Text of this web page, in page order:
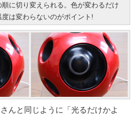
に切り変えられる。色が変わるだけ
は変わらないのがポイント!
んと同じように「光るだけかよ